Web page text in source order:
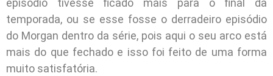
episódio tivesse ficado mais para o final da
temporada, ou se esse fosse o derradeiro episódio
do Morgan dentro da série, pois aqui o seu arco está
mais do que fechado e isso foi feito de uma forma
muito satisfatória.